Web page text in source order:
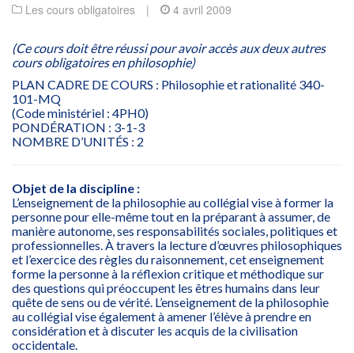
Les cours obligatoires | 4 avril 2009
(Ce cours doit être réussi pour avoir accès aux deux autres
cours obligatoires en philosophie)
PLAN CADRE DE COURS : Philosophie et rationalité 340-
101-MQ
(Code ministériel : 4PH0)
PONDÉRATION : 3-1-3
NOMBRE D’UNITÉS : 2
Objet de la discipline :
L’enseignement de la philosophie au collégial vise à former la
personne pour elle-même tout en la préparant à assumer, de
manière autonome, ses responsabilités sociales, politiques et
professionnelles. À travers la lecture d’œuvres philosophiques
et l’exercice des règles du raisonnement, cet enseignement
forme la personne à la réflexion critique et méthodique sur
des questions qui préoccupent les êtres humains dans leur
quête de sens ou de vérité. L’enseignement de la philosophie
au collégial vise également à amener l’élève à prendre en
considération et à discuter les acquis de la civilisation
occidentale.